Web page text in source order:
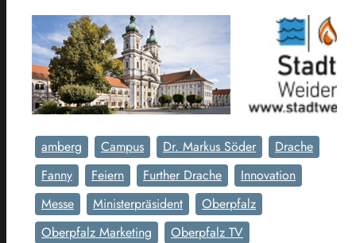
amberg Campus Dr. Markus Söder
Drache
Fanny
Feiern Further Drache
Innovation
Messe
Ministerpräsident
Oberpfalz
Oberpfalz Marketing
Oberpfalz TV